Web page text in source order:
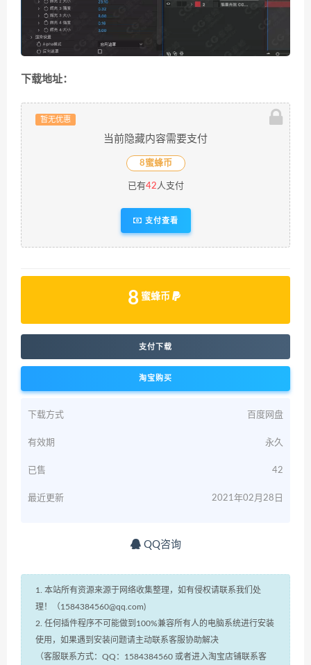
下载地址：
暂无优惠
当前隐藏内容需要支付
8蜜蜂币
已有42人支付
支付查看
8 蜜蜂币
支付下载
淘宝购买
下载方式 百度网盘
有效期 永久
已售 42
最近更新 2021年02月28日
QQ咨询
1. 本站所有资源来源于网络收集整理，如有侵权请联系我们处
理！（1584384560@qq.com)
2. 任何插件程序不可能做到100%兼容所有人的电脑系统进行安装
使用，如果遇到安装问题请主动联系客服协助解决
（客服联系方式：QQ：1584384560 或者进入淘宝店铺联系客